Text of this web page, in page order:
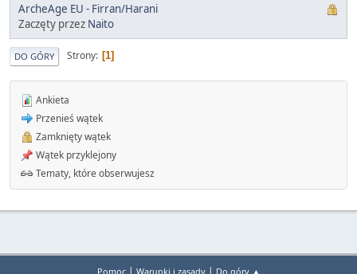
ArcheAge EU - Firran/Harani
Zaczęty przez Naito
DO GÓRY Strony 1
Ankieta
Przenieś wątek
Zamknięty wątek
Wątek przyklejony
Tematy, które obserwujesz
Pomoc| Warunki i zasady| Do góry ▲